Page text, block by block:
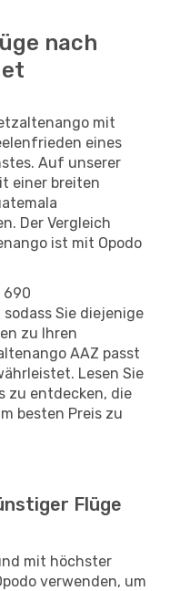
nach
mit
eines
Auf unserer
einer breiten
Der Vergleich
ist mit Opodo
690
Sie diejenige
zu Ihren
AAZ passt
Lesen Sie
zu entdecken, die
besten Preis zu
Flüge
mit höchster
verwenden, um